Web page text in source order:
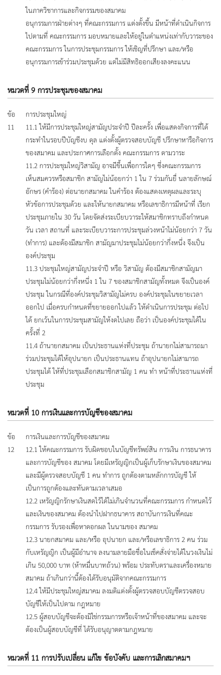
ในภาควิชาการและกิจกรรมของสมาคม
อนุกรรมการฝ่ายต่างๆ ที่คณะกรรมการ แต่งตั้งขึ้น มีหน้าที่ดำเนินกิจการ
ไปตามที่ คณะกรรมการ มอบหมายและให้อยู่ในตำแหน่งเท่ากับวาระของ
คณะกรรมการ ในการประชุมกรรมการ ให้เชิญที่ปรึกษา และ/หรือ
อนุกรรมการเข้าร่วมประชุมด้วย แต่ไม่มีสิทธิออกเสียงลงคะแนน
หมวดที่ 9 การประชุมของสมาคม
ข้อ
11
การประชุมใหญ่
11.1 ให้มีการประชุมใหญ่สามัญประจำปี ปีละครั้ง เพื่อแสดงกิจการที่ได้
กระทำในรอบปีบัญชีงบ ดุล แต่งตั้งผู้ตรวจสอบบัญชี ปรึกษาหารือกิจการ
ของสมาคม และประกาศการเลือกตั้ง คณะกรรมการ ตามวาระ
11.2 การประชุมใหญ่วิสามัญ อาจมีขึ้นเพื่อการใดๆ ซึ่งคณะกรรมการ
เห็นสมควรหรือสมาชิก สามัญไม่น้อยกว่า 1 ใน 7 ร่วมกันยื่ นลายลักษณ์
อักษร (คำร้อง) ต่อนายกสมาคม ในคำร้อง ต้องแสดงเหตุผลและระบุ
หัวข้อการประชุมด้วย และให้นายกสมาคม หรือเลขาธิการมีหน้าที่ เรียก
ประชุมภายใน 30 วัน โดยจัดส่งระเบียบวาระให้สมาชิกทราบถึงกําหนด
วัน เวลา สถานที่ และระเบียบวาระการประชุมล่วงหน้าไม่น้อยกว่า 7 วัน
(ทำการ) และต้องมีสมาชิก สามัญมาประชุมไม่น้อยกว่ากึ่งหนึ่ง จึงเป็น
องค์ประชุม
11.3 ประชุมใหญ่สามัญประจำปี หรือ วิสามัญ ต้องมีสมาชิกสามัญมา
ประชุมไม่น้อยกว่ากึ่งหนึ่ง 1 ใน 7 ของสมาชิกสามัญทั้งหมด จึงเป็นองค์
ประชุม ในกรณีที่องค์ประชุมวิสามัญไม่ครบ องค์ประชุมในขยายเวลา
ออกไป เมื่อครบกำหนดที่ขยายออกไปแล้ว ให้ดำเนินการประชุม ต่อไป
ได้ ยกเว้นในการประชุมสามัญให้งดไปเลย ถือว่า เป็นองค์ประชุมได้ใน
ครั้งที่ 2
11.4 ถ้านายกสมาคม เป็นประธานแห่งที่ประชุม ถ้านายกไม่สามารถมา
ร่วมประชุมได้ให้อุปนายก เป็นประธานแทน ถ้าอุปนายกไม่สามารถ
ประชุมได้ ให้ที่ประชุมเลือกสมาชิกสามัญ 1 คน ทำ หน้าที่ประธานแห่งที่
ประชุม
หมวดที่ 10 การเงินและการบัญชีของสมาคม
ข้อ
12
การเงินและการบัญชีของสมาคม
12.1 ให้คณะกรรมการ รับผิดชอบในบัญชีทรัพย์สิน การเงิน การธนาคาร
และการบัญชีของ สมาคม โดยมีเหรัญญิกเป็นผู้เก็บรักษาเงินของสมาคม
และมีผู้ตรวจสอบบัญชี 1 คน ทำการ ถูกต้องตามหลักการบัญชี ให้
เป็นการถูกต้องและทันตามเวลาเสมอ
12.2 เหรัญญิกรักษาเงินสดไว้ได้ไม่เกินจำนวนที่คณะกรรมการ กําหนดไว้
และเงินของสมาคม ต้องนำไปฝากธนาคาร สถาบันการเงินที่คณะ
กรรมการ รับรองเพื่อหาดอกผล ในนามของ สมาคม
12.3 นายกสมาคม และ/หรือ อุปนายก และ/หรือเลขาธิการ 2 คน ร่วม
กับเหรัญญิก เป็นผู้มีอำนาจ ลงนามลายมือชื่อในเช็คสั่งจ่ายได้ในวงเงินไม่
เกิน 50,000 บาท (ห้าหมื่นบาทถ้วน) พร้อม ประทับตราและเครื่องหมาย
สมาคม ถ้าเกินกว่านี้ต้องได้รับอนุมัติจากคณะกรรมการ
12.4 ให้มีประชุมใหญ่สมาคม ลงมติแต่งตั้งผู้ตรวจสอบบัญชีตรวจสอบ
บัญชีให้เป็นไปตาม กฎหมาย
12.5 ผู้สอบบัญชีจะต้องมิใช่กรรมการหรือเจ้าหน้าที่ของสมาคม และจะ
ต้องเป็นผู้สอบบัญชีที่ ได้รับอนุญาตตามกฎหมาย
หมวดที่ 11 การปรับเปลี่ยน แก้ไข ข้อบังคับ และการเลิกสมาคมฯ